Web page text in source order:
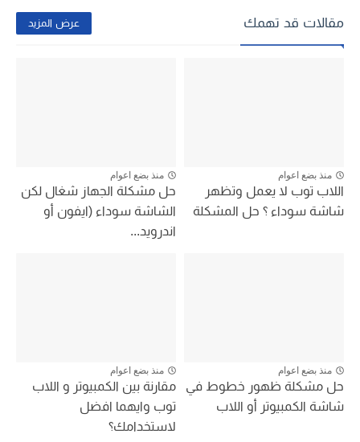
مقالات قد تهمك عرض المزيد
منذ بضع اعوام
اللاب توب لا يعمل وتظهر
شاشة سوداء ؟ حل المشكلة
منذ بضع اعوام
حل مشكلة الجهاز شغال لكن
الشاشة سوداء (ايفون أو
اندرويد...
منذ بضع اعوام
حل مشكلة ظهور خطوط في
شاشة الكمبيوتر أو اللاب
منذ بضع اعوام
مقارنة بين الكمبيوتر و اللاب
توب وايهما افضل
لاستخدامك؟